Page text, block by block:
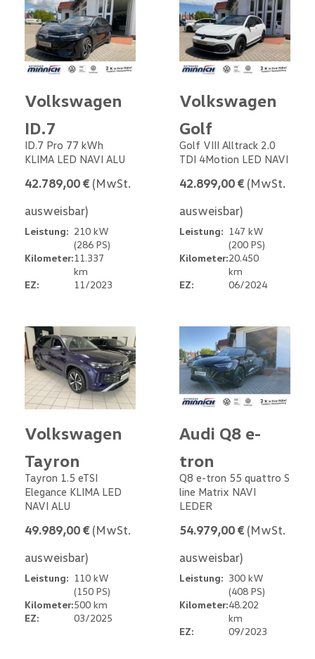
Volkswagen
ID.7
ID.7 Pro 77 kWh
KLIMA LED NAVI ALU
42.789,00 € (MwSt.
ausweisbar)
Leistung: 210 kW
(286 PS)
Kilometer:11.337
km
EZ:
11/2023
Volkswagen
Golf
Golf VIII Alltrack 2.0
TDI 4Motion LED NAVI
42.899,00 € (MwSt.
ausweisbar)
Leistung: 147 kW
(200 PS)
Kilometer:20.450
km
EZ:
06/2024
Volkswagen
Tayron
Tayron 1.5 eTSI
Elegance KLIMA LED
NAVI ALU
49.989,00 € (MwSt.
ausweisbar)
Leistung: 110 kW
(150 PS)
Kilometer:500 km
EZ:
03/2025
Audi Q8 e-
tron
Q8 e-tron 55 quattro S
line Matrix NAVI
LEDER
54.979,00 € (MwSt.
ausweisbar)
Leistung: 300 kW
(408 PS)
Kilometer:48.202
km
EZ:
09/2023